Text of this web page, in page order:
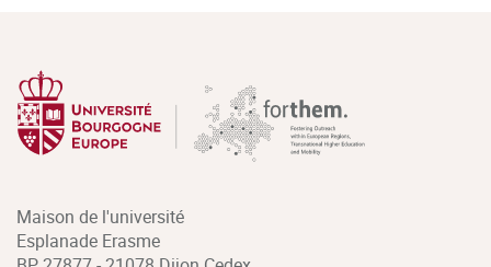
Maison de l'université
Esplanade Erasme